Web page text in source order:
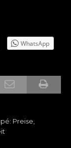
WhatsApp
Preise,